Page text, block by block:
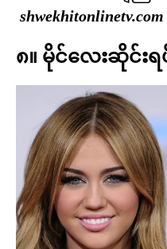
shwekhitonlinetv.com
၈။ မိုင်လေးဆိုင်းရ